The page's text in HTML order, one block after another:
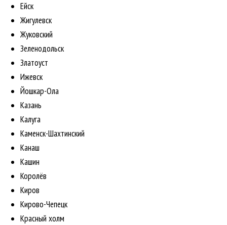
Ейск
Жигулевск
Жуковский
Зеленодольск
Златоуст
Ижевск
Йошкар-Ола
Казань
Калуга
Каменск-Шахтинский
Канаш
Кашин
Королёв
Киров
Кирово-Чепецк
Красный холм